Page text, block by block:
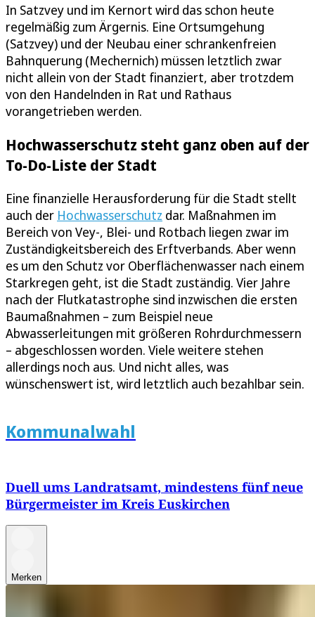
In Satzvey und im Kernort wird das schon heute
regelmäßig zum Ärgernis. Eine Ortsumgehung
(Satzvey) und der Neubau einer schrankenfreien
Bahnquerung (Mechernich) müssen letztlich zwar
nicht allein von der Stadt finanziert, aber trotzdem
von den Handelnden in Rat und Rathaus
vorangetrieben werden.
Hochwasserschutz steht ganz oben auf der
To-Do-Liste der Stadt
Eine finanzielle Herausforderung für die Stadt stellt
auch der Hochwasserschutz dar. Maßnahmen im
Bereich von Vey-, Blei- und Rotbach liegen zwar im
Zuständigkeitsbereich des Erftverbands. Aber wenn
es um den Schutz vor Oberflächenwasser nach einem
Starkregen geht, ist die Stadt zuständig. Vier Jahre
nach der Flutkatastrophe sind inzwischen die ersten
Baumaßnahmen – zum Beispiel neue
Abwasserleitungen mit größeren Rohrdurchmessern
– abgeschlossen worden. Viele weitere stehen
allerdings noch aus. Und nicht alles, was
wünschenswert ist, wird letztlich auch bezahlbar sein.
Kommunalwahl
Duell ums Landratsamt, mindestens fünf neue
Bürgermeister im Kreis Euskirchen
Merken